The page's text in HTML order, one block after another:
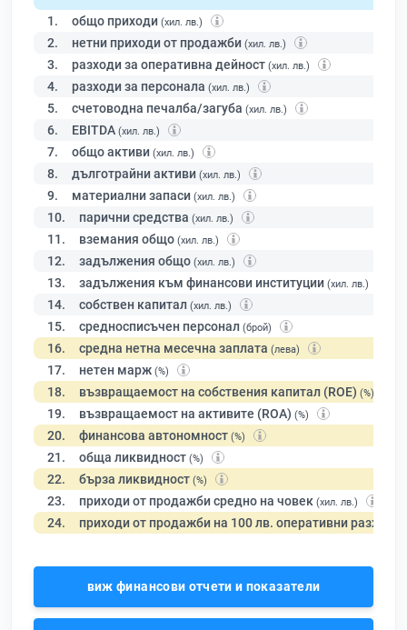
1. общо приходи (хил. лв.)
2. нетни приходи от продажби (хил. лв.)
3. разходи за оперативна дейност (хил. лв.)
4. разходи за персонала (хил. лв.)
5. счетоводна печалба/загуба (хил. лв.)
6. EBITDA (хил. лв.)
7. общо активи (хил. лв.)
8. дълготрайни активи (хил. лв.)
9. материални запаси (хил. лв.)
10. парични средства (хил. лв.)
11. вземания общо (хил. лв.)
12. задължения общо (хил. лв.)
13. задължения към финансови институции (хил. лв.)
14. собствен капитал (хил. лв.)
15. средносписъчен персонал (брой)
16. средна нетна месечна заплата (лева)
17. нетен марж (%)
18. възвращаемост на собствения капитал (ROE) (%)
19. възвращаемост на активите (ROA) (%)
20. финансова автономност (%)
21. обща ликвидност (%)
22. бърза ликвидност (%)
23. приходи от продажби средно на човек (хил. лв.)
24. приходи от продажби на 100 лв. оперативни разходи
виж финансови отчети и показатели